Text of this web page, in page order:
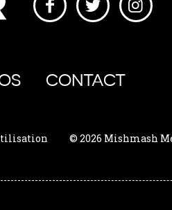
CONTACT
© 2026 Mishmash